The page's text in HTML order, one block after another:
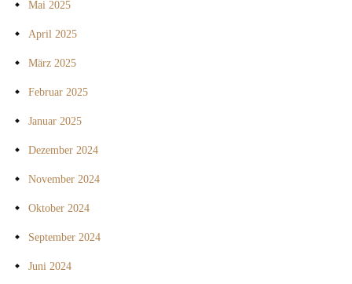
Mai 2025
April 2025
März 2025
Februar 2025
Januar 2025
Dezember 2024
November 2024
Oktober 2024
September 2024
Juni 2024